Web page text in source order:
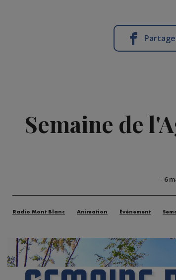
Semaine de
- 6
Radio Mont Blanc Animation Événement